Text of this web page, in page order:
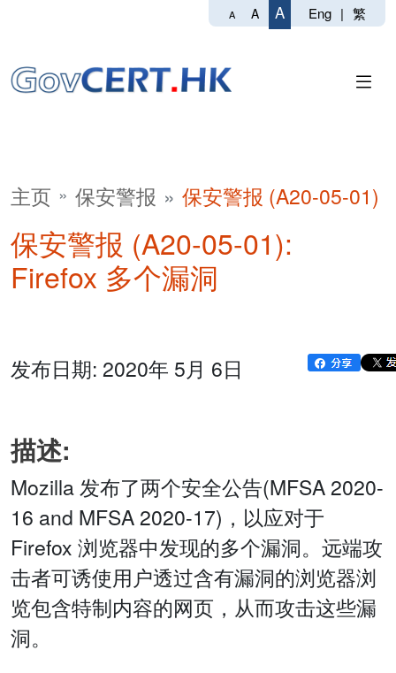
A A A Eng | 繁
主页 保安警报 保安警报 (A20-05-01)
保安警报 (A20-05-01):
Firefox 多个漏洞
发布日期: 2020年 5月 6日
描述:
Mozilla 发布了两个安全公告(MFSA 2020-
16 and MFSA 2020-17)，以应对于
Firefox 浏览器中发现的多个漏洞。远端攻
击者可诱使用户透过含有漏洞的浏览器浏
览包含特制内容的网页，从而攻击这些漏
洞。